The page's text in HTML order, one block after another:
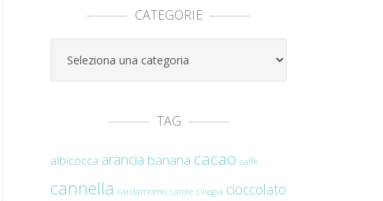
CATEGORIE
Categorie
TAG
albicocca arancia banana cacao caffè
cannella cardamomo carote ciliegia cioccolato